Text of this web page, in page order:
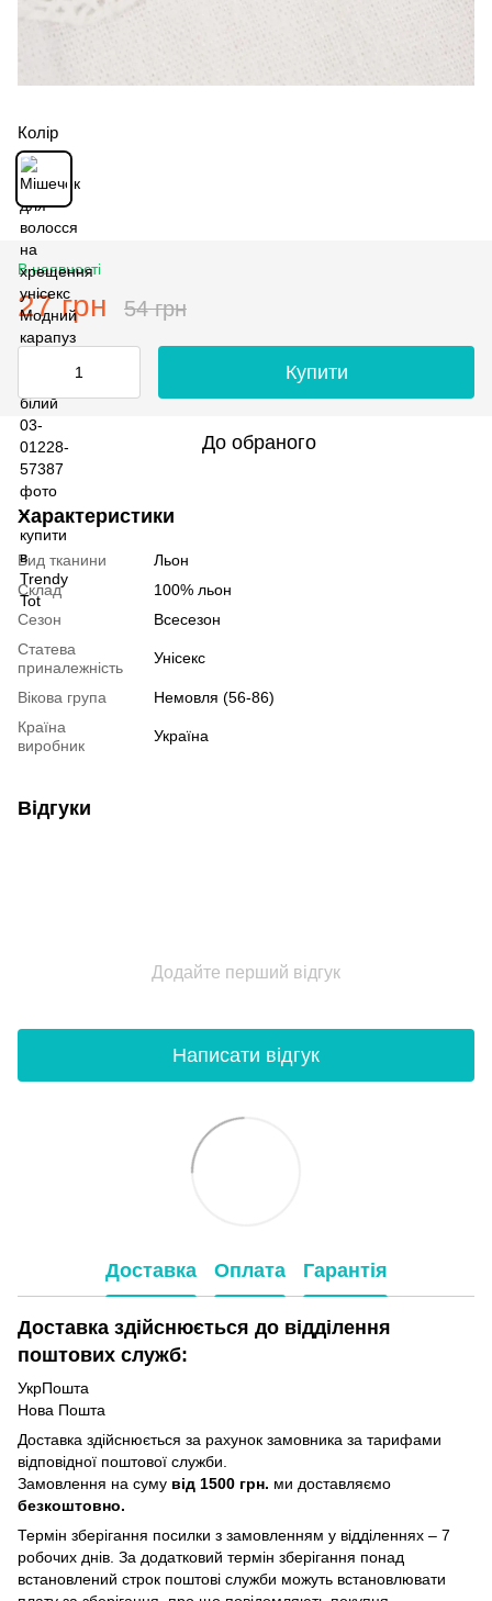
Колір
В наявності
27 грн 54 грн
Купити
До обраного
Характеристики
Вид тканини
Льон
Склад
100% льон
Сезон
Всесезон
Статева
приналежність
Унісекс
Вікова група
Немовля (56-86)
Країна
виробник
Україна
Відгуки
Додайте перший відгук
Написати відгук
Доставка Оплата Гарантія
Доставка здійснюється до відділення
поштових служб:
УкрПошта
Нова Пошта
Доставка здійснюється за рахунок замовника за тарифами
відповідної поштової служби.
Замовлення на суму від 1500 грн. ми доставляємо
безкоштовно.
Термін зберігання посилки з замовленням у відділеннях – 7
робочих днів. За додатковий термін зберігання понад
встановлений строк поштові служби можуть встановлювати